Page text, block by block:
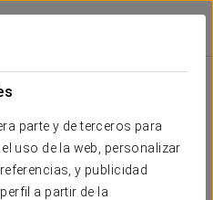
parte y de terceros para
uso de la web, personalizar
y publicidad
a partir de la